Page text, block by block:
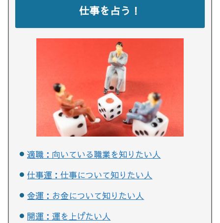
仕事を占う！
適職：向いている職業を知りたい人
仕事運：仕事について知りたい人
金運：お金について知りたい人
開運：運を上げたい人